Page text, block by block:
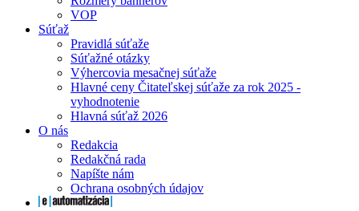
VOP
Súťaž
Pravidlá súťaže
Súťažné otázky
Výhercovia mesačnej súťaže
Hlavné ceny Čitateľskej súťaže za rok 2025 -
vyhodnotenie
Hlavná súťaž 2026
O nás
Redakcia
Redakčná rada
Napíšte nám
Ochrana osobných údajov